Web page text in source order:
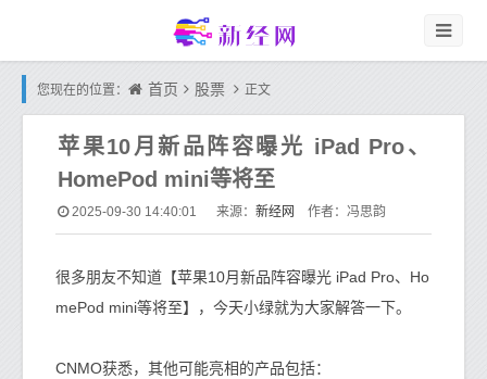
您现在的位置： 首页 股票 正文
苹果10月新品阵容曝光 iPad Pro、
HomePod mini等将至
2025-09-30 14:40:01 来源： 新经网 作者：冯思韵
很多朋友不知道【苹果10月新品阵容曝光 iPad Pro、Ho
mePod mini等将至】，今天小绿就为大家解答一下。
CNMO获悉，其他可能亮相的产品包括：